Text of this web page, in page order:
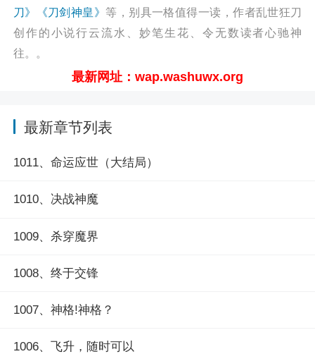
刀》
《刀剑神皇》 等，别具一格值得一读，作者乱世狂刀
创作的小说行云流水、妙笔生花、令无数读者心驰神
往。。
最新网址：wap.washuwx.org
最新章节列表
1011、命运应世（大结局）
1010、决战神魔
1009、杀穿魔界
1008、终于交锋
1007、神格!神格？
1006、飞升，随时可以